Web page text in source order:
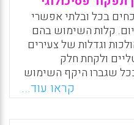
בכל ובלתי אפשרי
קלות השימוש בהם
וגדלות של צעירים
ולקחת חלק
שגברו היקף השימוש
לגבי הקשר בין השימוש
בריאות נפשית, כגון
קראו עוד...